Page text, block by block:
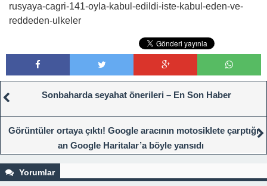
rusyaya-cagri-141-oyla-kabul-edildi-iste-kabul-eden-ve-
reddeden-ulkeler
Sonbaharda seyahat önerileri – En Son Haber
Görüntüler ortaya çıktı! Google aracının motosiklete çarptığı
an Google Haritalar’a böyle yansıdı
Yorumlar